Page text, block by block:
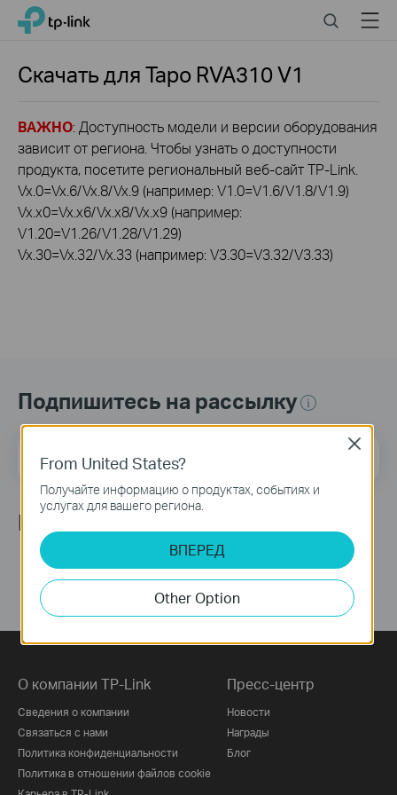
Click
navigation
TP-Link, Reliably Smart SearchMenu
Скачать дляTapo RVA310V1
ВАЖНО: Доступность модели и версии оборудования
зависит от региона. Чтобы узнать о доступности
продукта, посетите региональный веб-сайт TP-Link.
Vx.0=Vx.6/Vx.8/Vx.9 (например: V1.0=V1.6/V1.8/V1.9)
Vx.x0=Vx.x6/Vx.x8/Vx.x9 (например:
V1.20=V1.26/V1.28/V1.29)
Vx.30=Vx.32/Vx.33 (например: V3.30=V3.32/V3.33)
Подпишитесь на рассылку
Мы в соцсетях
О компании TP-Link
Сведения о компании
Связаться с нами
Политика конфиденциальности
Политика в отношении файлов cookie
Пресс-центр
Новости
Награды
Блог
From United States?
Получайте информацию о продуктах, событиях и
услугах для вашего региона.
ВПЕРЕД
Other Option
Close